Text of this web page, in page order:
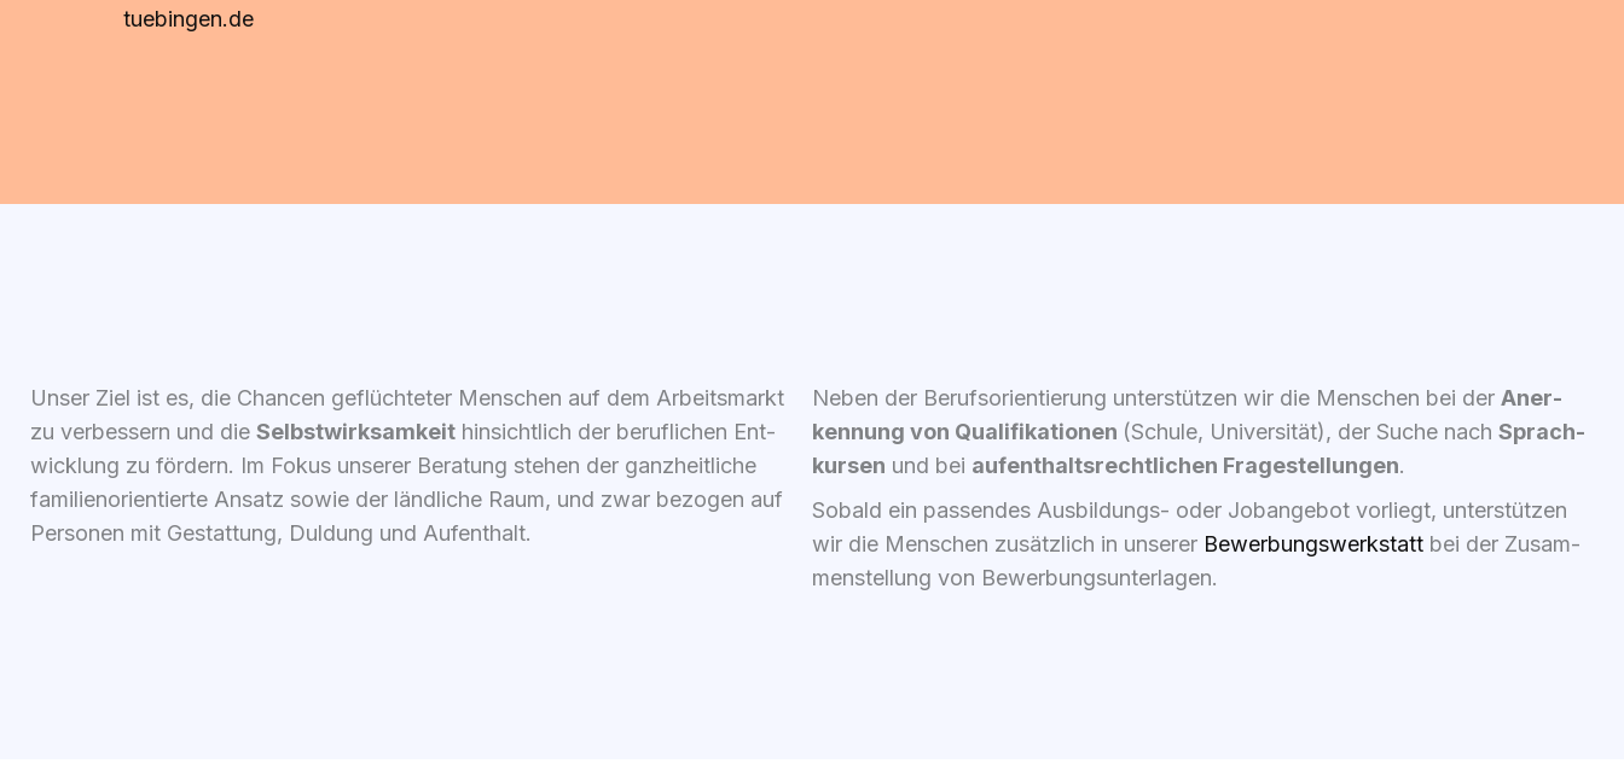
tue​bin​gen​.de
Unser Ziel ist es, die Chan­cen geflüch­te­ter Men­schen auf dem Arbeits­markt
zu ver­bes­sern und die Selbst­wirk­sam­keit hin­sicht­lich der beruf­li­chen Ent­
wick­lung zu för­dern. Im Fokus unse­rer Bera­tung ste­hen der ganz­heit­li­che
fami­li­en­ori­en­tier­te Ansatz sowie der länd­li­che Raum, und zwar bezo­gen auf
Per­so­nen mit Gestat­tung, Dul­dung und Auf­ent­halt.
Neben der Berufs­ori­en­tie­rung unter­stüt­zen wir die Men­schen bei der Aner­
ken­nung von Qua­li­fi­ka­tio­nen (Schu­le, Uni­ver­si­tät), der Suche nach Sprach­
kur­sen und bei auf­ent­halts­recht­li­chen Fra­ge­stel­lun­gen.
Sobald ein pas­sen­des Aus­bil­dungs- oder Job­an­ge­bot vor­liegt, unter­stüt­zen
wir die Men­schen zusätz­lich in unse­rer Bewer­bungs­werk­statt bei der Zusam­
men­stel­lung von Bewer­bungs­un­ter­la­gen.